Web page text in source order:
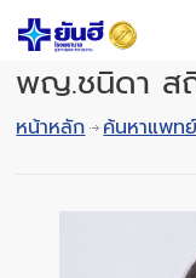
พญ.ชนิดา
หน้าหลัก ค้นหาแพท